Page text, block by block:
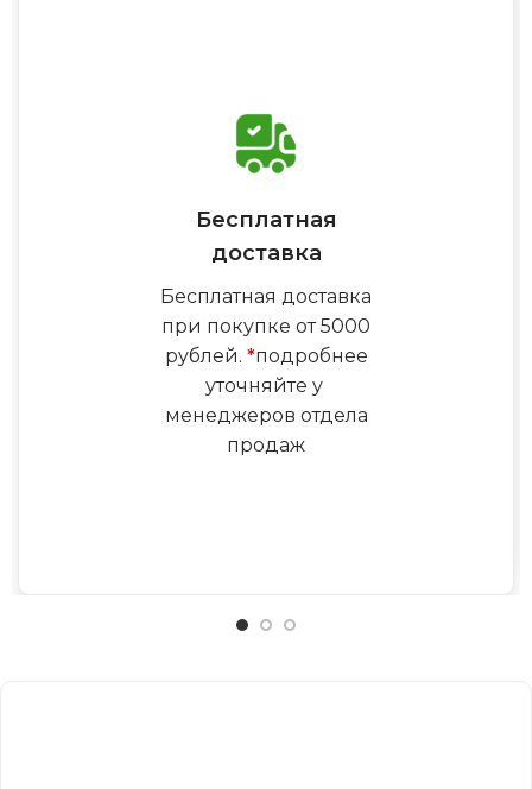
Бесплатная
доставка
Бесплатная доставка
при покупке от 5000
рублей. *подробнее
уточняйте у
менеджеров отдела
продаж